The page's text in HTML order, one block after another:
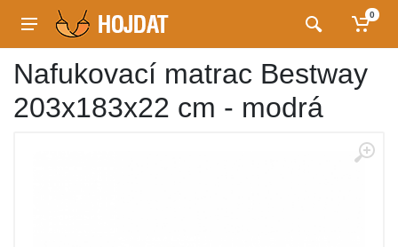
0
Nafukovací matrac Bestway
203x183x22 cm - modrá